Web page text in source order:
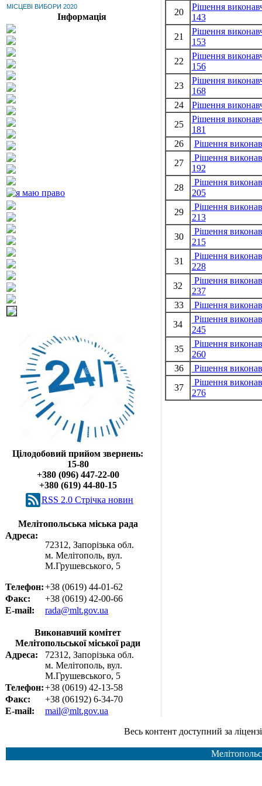
МІСЦЕВІ ВИБОРИ 2020
Інформація
Цілодобовий прийом звернень:
15-80
+380 (096) 447-22-00
+380 (619) 44-80-15
RSS 2.0 Cтрічка новин
Мелітопольська міська рада
Адреса:
72312, Запорізька обл.
м. Мелітополь, вул.
М.Грушевського, 5
Телефон:+38 (0619) 44-01-62
Факс:
+38 (0619) 42-00-66
E-mail:
rada@mlt.gov.ua
Виконавчий комітет
Мелітопольської міської ради
Адреса:
72312, Запорізька обл.
м. Мелітополь, вул.
М.Грушевського, 5
Телефон:+38 (0619) 42-13-58
Факс:
+38 (06192) 6-34-70
E-mail:
mail@mlt.gov.ua
20
Рішення
143
21
Рішення
153
22
Рішення
156
23
Рішення
168
24
Рішення
25
Рішення
181
26
Рішення
27
Рішення
192
28
Рішення
205
29
Рішення
213
30
Рішення
215
31
Рішення
228
32
Рішення
237
33
Рішення
34
Рішення
245
35
Рішення
260
36
Рішення
37
Рішення
276
Весь контент доступний за ліцензією Creative